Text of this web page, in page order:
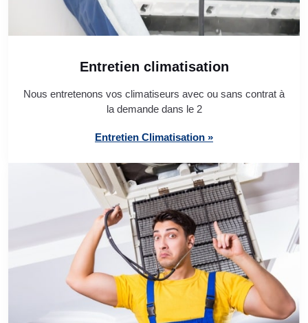
Entretien climatisation
Nous entretenons vos climatiseurs avec ou sans contrat à
la demande dans le 2
Entretien Climatisation »